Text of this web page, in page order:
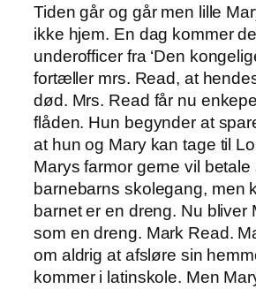
Tiden går og går men lille
ikke hjem. En dag kommer
underofficer fra ‘Den
fortæller mrs. Read, at
død. Mrs. Read får nu
flåden. Hun begynder at
at hun og Mary kan tage til
Marys farmor gerne vil betale
barnebarns skolegang, men
barnet er en dreng. Nu bliver
som en dreng. Mark Read.
om aldrig at afsløre sin
kommer i latinskole. Men